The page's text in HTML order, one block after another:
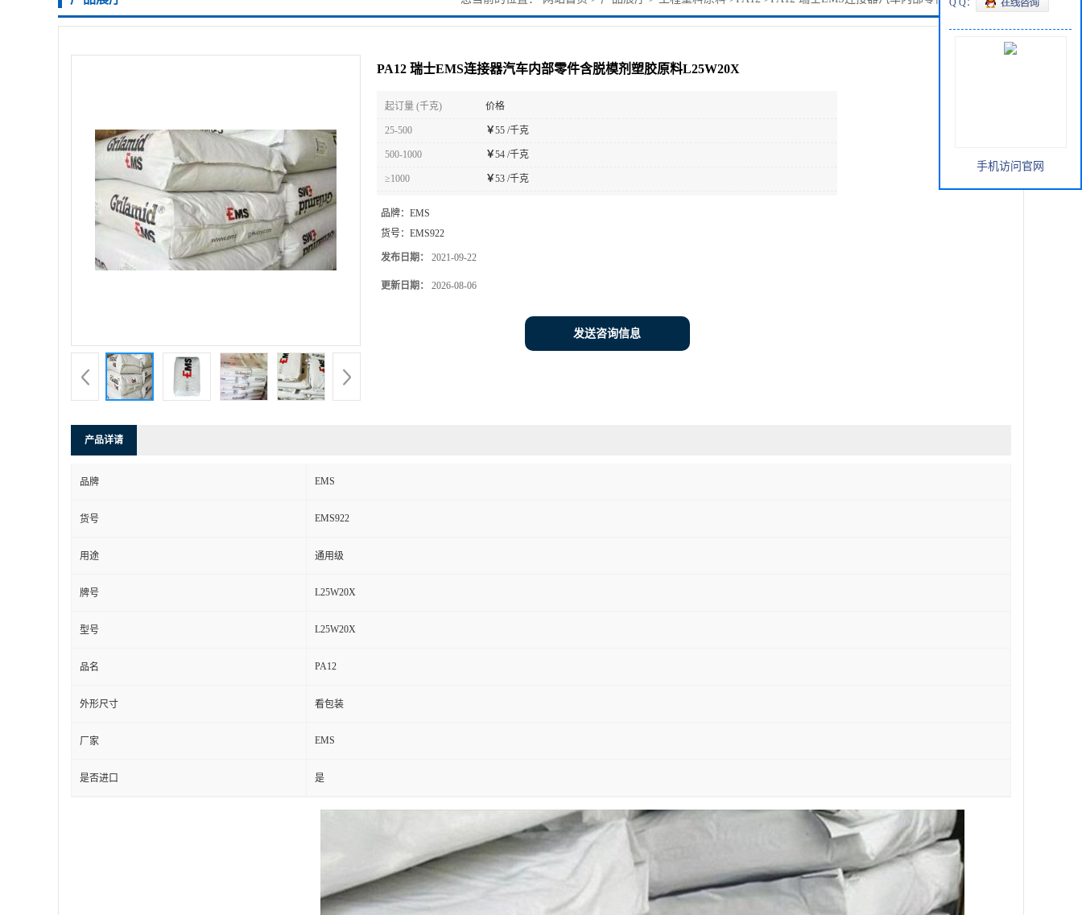
原料L25W20X
PA12 瑞士EMS连接器汽车内部零件含脱模剂塑胶原料L25W20X
起订量 (千克) 价格
25-500 ￥55 /千克
500-1000 ￥54 /千克
≥1000 ￥53 /千克
品牌： EMS
货号： EMS922
发布日期： 2021-09-22
更新日期： 2026-08-06
发送咨询信息
产品详请
品牌 EMS
货号 EMS922
用途 通用级
牌号 L25W20X
型号 L25W20X
品名 PA12
外形尺寸 看包装
厂家 EMS
是否进口 是
Q Q：
手机访问官网